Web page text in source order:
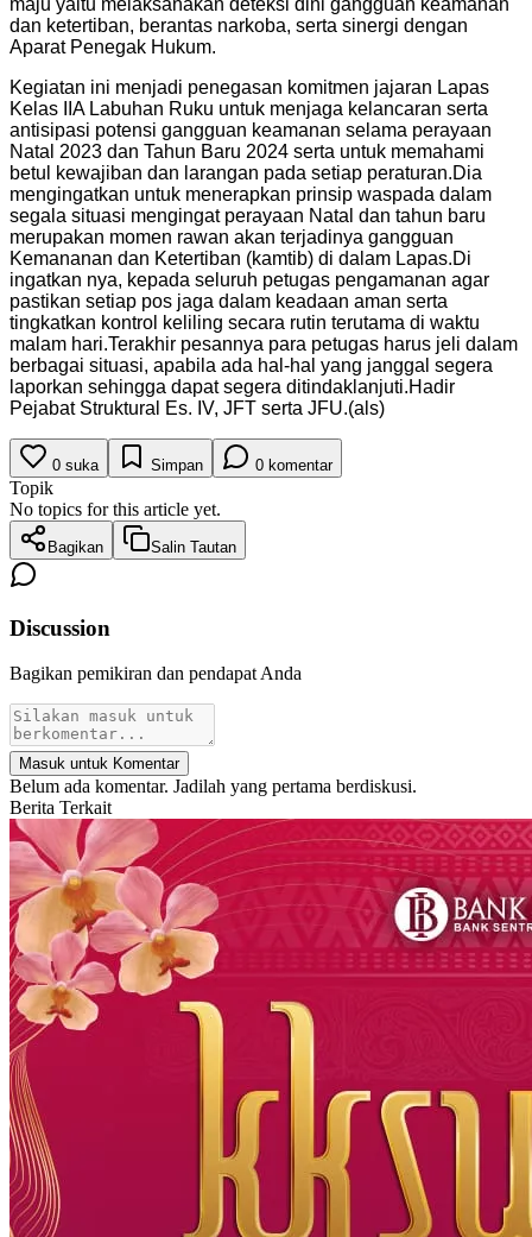
dan ketertiban, berantas narkoba, serta sinergi dengan
Aparat Penegak Hukum.
Kegiatan ini menjadi penegasan komitmen jajaran Lapas
Kelas IIA Labuhan Ruku untuk menjaga kelancaran serta
antisipasi potensi gangguan keamanan selama perayaan
Natal 2023 dan Tahun Baru 2024 serta untuk memahami
betul kewajiban dan larangan pada setiap peraturan.Dia
mengingatkan untuk menerapkan prinsip waspada dalam
segala situasi mengingat perayaan Natal dan tahun baru
merupakan momen rawan akan terjadinya gangguan
Kemananan dan Ketertiban (kamtib) di dalam Lapas.Di
ingatkan nya, kepada seluruh petugas pengamanan agar
pastikan setiap pos jaga dalam keadaan aman serta
tingkatkan kontrol keliling secara rutin terutama di waktu
malam hari.Terakhir pesannya para petugas harus jeli dalam
berbagai situasi, apabila ada hal-hal yang janggal segera
laporkan sehingga dapat segera ditindaklanjuti.Hadir
Pejabat Struktural Es. IV, JFT serta JFU.(als)
0 suka Simpan 0 komentar
Topik
No topics for this article yet.
Bagikan Salin Tautan
Discussion
Bagikan pemikiran dan pendapat Anda
Masuk untuk Komentar
Belum ada komentar. Jadilah yang pertama berdiskusi.
Berita Terkait